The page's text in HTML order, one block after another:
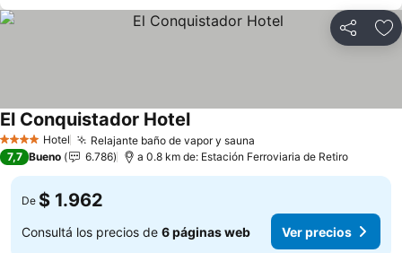
Compartir
4 EstrellasHotel Relajante baño de vapor y sauna
El Conquistador Hotel
7,7 Bueno 6.786 a 0.8 km de: Estación Ferroviaria de Retiro
De $ 1.962
Consultá los precios de 6 páginas web Ver precios